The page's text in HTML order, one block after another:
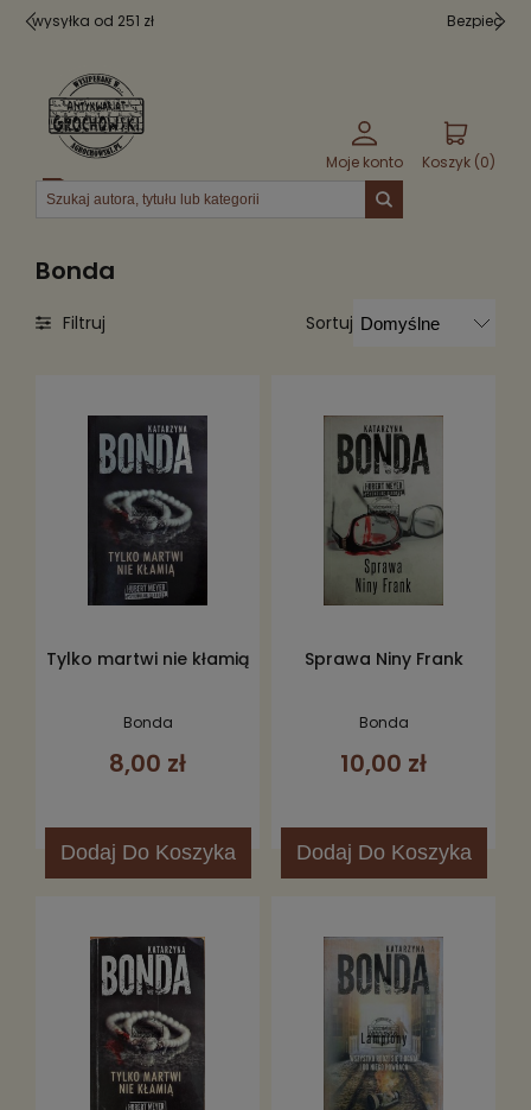
Moje konto Koszyk (0)
Menu
Bonda
Sortuj
Filtruj
Tylko martwi nie kłamią
Bonda
8,00 zł
Dodaj Do Koszyka
Sprawa Niny Frank
Bonda
10,00 zł
Dodaj Do Koszyka